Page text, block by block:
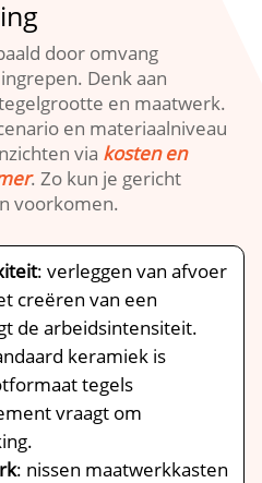
door omvang
Denk aan
en maatwerk.​
en materiaalniveau
via kosten en
.​ Zo kun je gericht
voorkomen.​
: verleggen van afvoer
creëren van een
de arbeidsintensiteit.​
keramiek is
tegels
vraagt om
: nissen maatwerkkasten